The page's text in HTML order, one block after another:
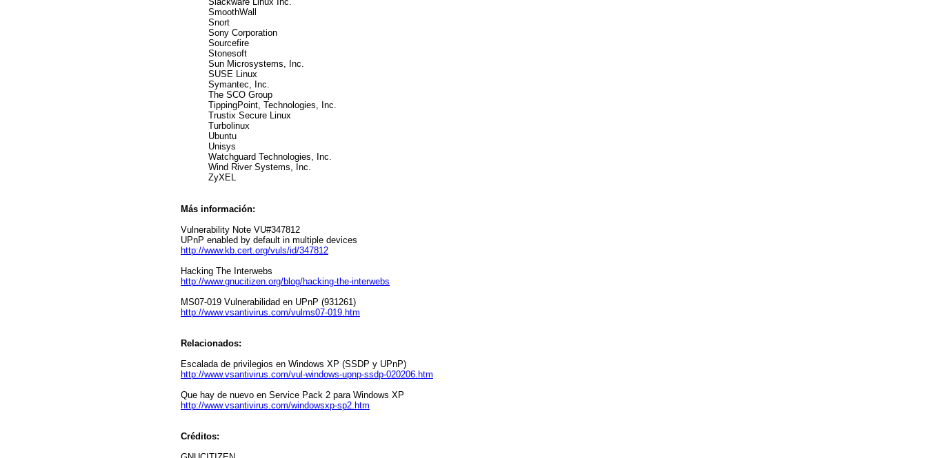
SmoothWall
Snort
Sony Corporation
Sourcefire
Stonesoft
Sun Microsystems, Inc.
SUSE Linux
Symantec, Inc.
The SCO Group
TippingPoint, Technologies, Inc.
Trustix Secure Linux
Turbolinux
Ubuntu
Unisys
Watchguard Technologies, Inc.
Wind River Systems, Inc.
ZyXEL
Más información:
Vulnerability Note VU#347812
UPnP enabled by default in multiple devices
http://www.kb.cert.org/vuls/id/347812
Hacking The Interwebs
http://www.gnucitizen.org/blog/hacking-the-interwebs
MS07-019 Vulnerabilidad en UPnP (931261)
http://www.vsantivirus.com/vulms07-019.htm
Relacionados:
Escalada de privilegios en Windows XP (SSDP y UPnP)
http://www.vsantivirus.com/vul-windows-upnp-ssdp-020206.htm
Que hay de nuevo en Service Pack 2 para Windows XP
http://www.vsantivirus.com/windowsxp-sp2.htm
Créditos: